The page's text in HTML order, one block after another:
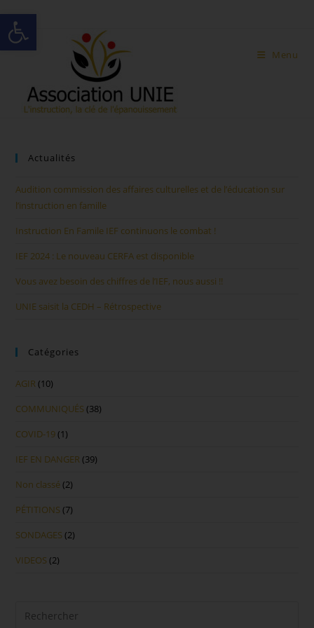
Ouvrir la barre d’outils
Menu
Actualités
Audition commission des affaires culturelles et de l’éducation sur
l’instruction en famille
Instruction En Famile IEF continuons le combat !
IEF 2024 : Le nouveau CERFA est disponible
Vous avez besoin des chiffres de l’IEF, nous aussi !!
UNIE saisit la CEDH – Rétrospective
Catégories
AGIR (10)
COMMUNIQUÉS (38)
COVID-19(1)
IEF EN DANGER (39)
Non classé (2)
PÉTITIONS (7)
SONDAGES (2)
VIDEOS (2)